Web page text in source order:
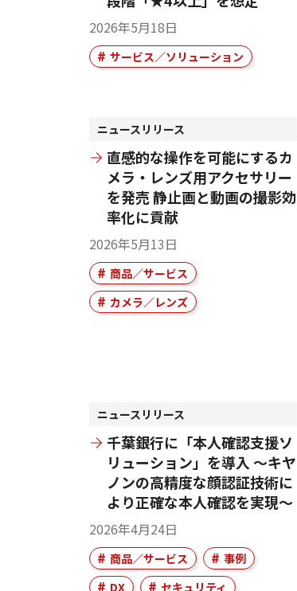
2026年5月18日
サービス／ソリューション
ニュースリリース
直感的な操作を可能にするカ
メラ・レンズ用アクセサリー
を発売 静止画と動画の撮影効
率化に貢献
2026年5月13日
商品／サービス
カメラ／レンズ
ニュースリリース
千葉銀行に「本人確認支援ソ
リューション」を導入 ～キヤ
ノンの高精度な顔認証技術に
より正確な本人確認を実現～
2026年4月24日
商品／サービス
事例
DX
セキュリティ